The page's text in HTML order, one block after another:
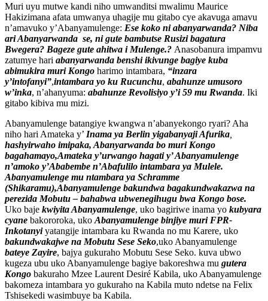
Muri uyu mutwe kandi niho umwanditsi mwalimu Maurice
Hakizimana afata umwanya uhagije mu gitabo cye akavuga amavu
n’amavuko y’Abanyamulenge: Ese koko ni abanyarwanda? Niba
ari Abanyarwanda se, ni gute bambutse Rusizi bagatura
Bwegera? Bageze gute ahitwa i Mulenge.? Anasobanura impamvu
zatumye hari abanyarwanda benshi ikivunge bagiye kuba
abimukira muri Kongo harimo intambara, “inzara
y’intofanyi”,intambara yo ku Rucunchu, abahunze umusoro
w’inka, n’ahanyuma: abahunze Revolisiyo y’i 59 mu Rwanda. Iki
gitabo kibiva mu mizi.
Abanyamulenge batangiye kwangwa n’abanyekongo ryari? Aha
niho hari Amateka y’ Inama ya Berlin yigabanyaji Afurika
hashyirwaho imipaka, Abanyarwanda bo muri Kongo
bagahamayo,Amateka y’urwango hagati y’ Abanyamulenge
n’amoko y’Ababembe n’Abafulilo intambara ya Mulele.
Abanyamulenge mu ntambara ya Schramme
(Shikaramu),Abanyamulenge bakundwa bagakundwakazwa na
perezida Mobutu – bahabwa ubwenegihugu bwa Kongo bose.
Uko baje kwiyita Abanyamulenge, uko bagiriwe inama yo kubyara
cyane bakororoka, uko Abanyamulenge binjiye muri FPR-
Inkotanyiyatangije intambara ku Rwanda no mu Karere, uko
bakundwakajwe na Mobutu Sese Seko,uko Abanyamulenge
bateye Zayire, bajya gukuraho Mobutu Sese Seko. kuva ubwo
kugeza ubu uko Abanyamulenge bagiye bakoreshwa mu gutera
Kongo bakuraho Mzee Laurent Desiré Kabila, uko Abanyamulenge
bakomeza intambara yo gukuraho na Kabila muto ndetse na Felix
Tshisekedi wasimbuye ba Kabila.